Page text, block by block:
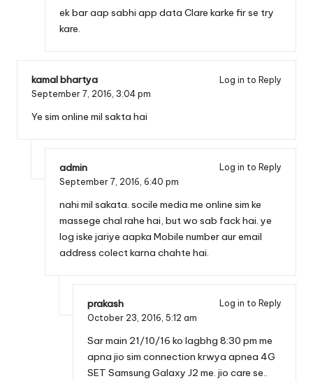
ek bar aap sabhi app data Clare karke fir se try
kare.
kamal bhartya
Log in to Reply
September 7, 2016, 3:04 pm
Ye sim online mil sakta hai
admin
Log in to Reply
September 7, 2016, 6:40 pm
nahi mil sakata. socile media me online sim ke
massege chal rahe hai, but wo sab fack hai. ye
log iske jariye aapka Mobile number aur email
address colect karna chahte hai.
prakash
Log in to Reply
October 23, 2016, 5:12 am
Sar main 21/10/16 ko lagbhg 8:30 pm me
apna jio sim connection krwya apnea 4G
SET Samsung Galaxy J2 me. jio care se..